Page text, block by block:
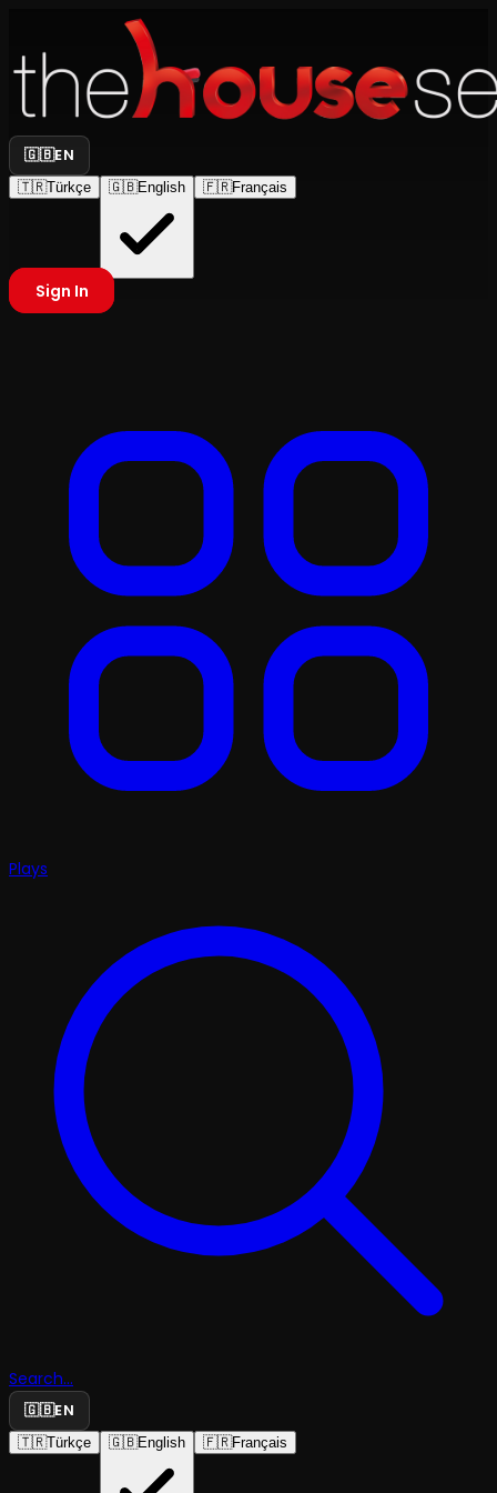
🇬🇧EN
🇹🇷Türkçe 🇬🇧English 🇫🇷Français
Sign In
Plays
Search...
🇬🇧EN
🇹🇷Türkçe 🇬🇧English 🇫🇷Français